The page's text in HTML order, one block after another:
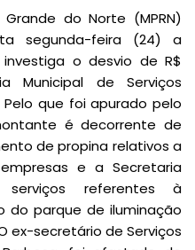
do Norte (MPRN)
segunda-feira (24) a
o desvio de R$
Municipal de Serviços
que foi apurado pelo
é decorrente de
de propina relativos a
e a Secretaria
referentes à
do parque de iluminação
ex-secretário de Serviços